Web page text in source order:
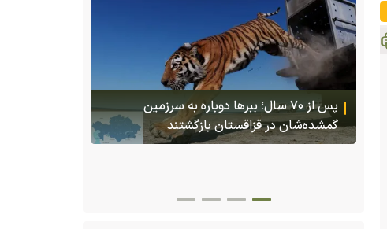
(ویدئو +16) تصاویری هولناک از یک سگ با فَک